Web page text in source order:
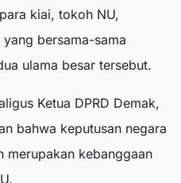
kiai, tokoh NU,
bersama-sama
ulama besar tersebut.
Ketua DPRD Demak,
bahwa keputusan negara
merupakan kebanggaan